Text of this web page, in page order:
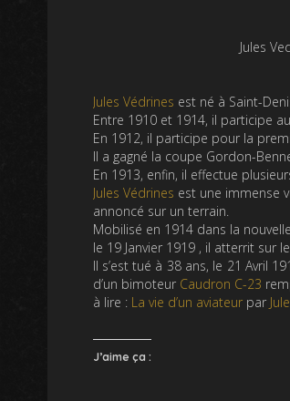
Jules
Jules Védrines est né à Saint-
Entre 1910 et 1914, il participe
En 1912, il participe pour la
ll a gagné la coupe Gordon-
En 1913, enfin, il effectue
Jules Védrines est une immense
annoncé sur un terrain.
Mobilisé en 1914 dans la
le 19 Janvier 1919 , il atterrit sur
Il s’est tué à 38 ans, le 21 Avril
d’un bimoteur Caudron C-23
à lire : La vie d’un aviateurpar
J’aime ça :